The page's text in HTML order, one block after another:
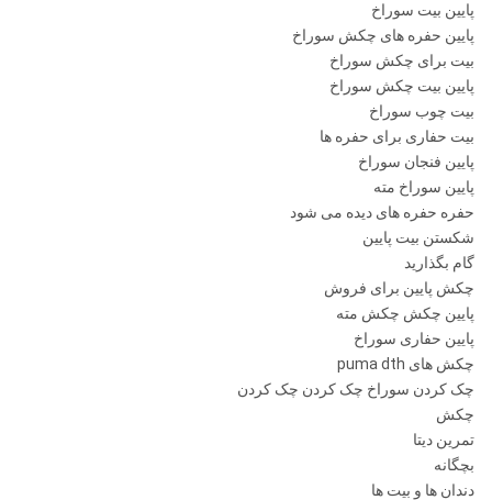
پایین بیت سوراخ
پایین حفره های چکش سوراخ
بیت برای چکش سوراخ
پایین بیت چکش سوراخ
بیت چوب سوراخ
بیت حفاری برای حفره ها
پایین فنجان سوراخ
پایین سوراخ مته
حفره حفره های دیده می شود
شکستن بیت پایین
گام بگذارید
چکش پایین برای فروش
پایین چکش چکش مته
پایین حفاری سوراخ
چکش های puma dth
چک کردن سوراخ چک کردن چک کردن
چکش
تمرین دیتا
بچگانه
دندان ها و بیت ها